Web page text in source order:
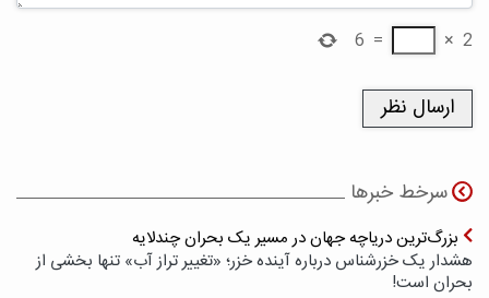
2
×
=
6
سرخط خبرها
بزرگ‌ترین دریاچه جهان در مسیر یک بحران چندلایه
هشدار یک خزرشناس درباره آینده خزر؛ «تغییر تراز آب» تنها بخشی از
بحران است!